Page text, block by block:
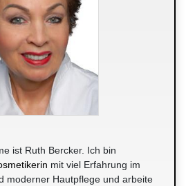
ist Ruth Bercker. Ich bin
mit viel Erfahrung im
moderner Hautpflege und arbeite